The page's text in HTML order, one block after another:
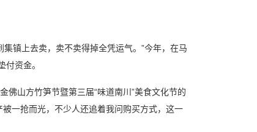
镇上去卖，卖不卖得掉全凭运气。”今年，在马
资金。
山方竹笋节暨第三届“味道南川”美食文化节的
一抢而光，不少人还追着我问购买方式，这一